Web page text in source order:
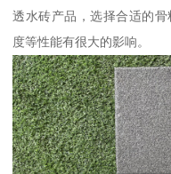
透水砖产品，选择合适的
度等性能有很大的影响。